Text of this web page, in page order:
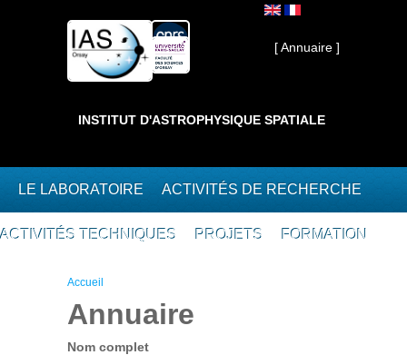
Interne ]
[ Annuaire ]
INSTITUT D'ASTROPHYSIQUE SPATIALE
LE LABORATOIRE ACTIVITÉS DE RECHERCHE
ACTIVITÉS TECHNIQUES PROJETS FORMATION
Vous êtes ici
Accueil
Annuaire
Nom complet